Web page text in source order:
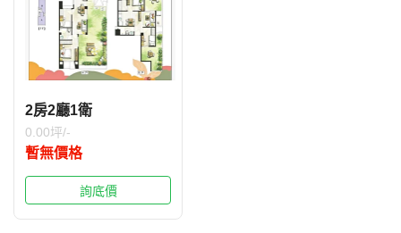
2房2廳1衛
0.00坪/-
暫無價格
詢底價